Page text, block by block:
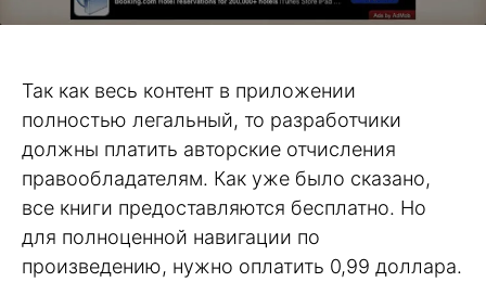
Так как весь контент в приложении
полностью легальный, то разработчики
должны платить авторские отчисления
правообладателям. Как уже было сказано,
все книги предоставляются бесплатно. Но
для полноценной навигации по
произведению, нужно оплатить 0,99 доллара.